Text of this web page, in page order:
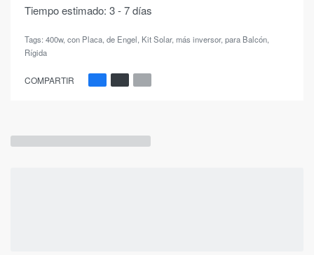
Tiempo estimado: 3 - 7 días
Tags: 400w, con Placa, de Engel, Kit Solar, más inversor, para Balcón,
Rígida
COMPARTIR